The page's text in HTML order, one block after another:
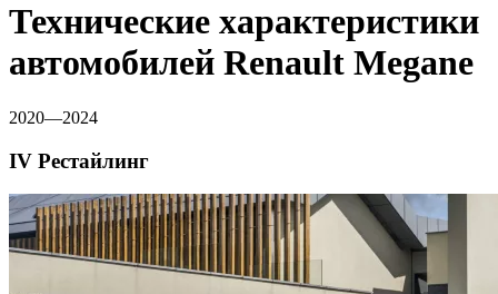
Технические характеристики
автомобилей Renault Megane
2020—2024
IV Рестайлинг